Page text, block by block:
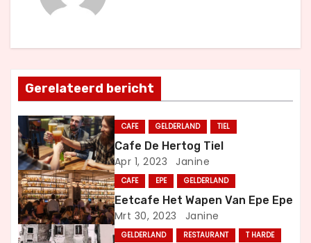
h
t
n
a
v
i
g
Gerelateerd bericht
CAFE GELDERLAND TIEL
Cafe De Hertog Tiel
Apr 1, 2023 Janine
CAFE EPE GELDERLAND
Eetcafe Het Wapen Van Epe Epe
Mrt 30, 2023 Janine
GELDERLAND RESTAURANT T HARDE